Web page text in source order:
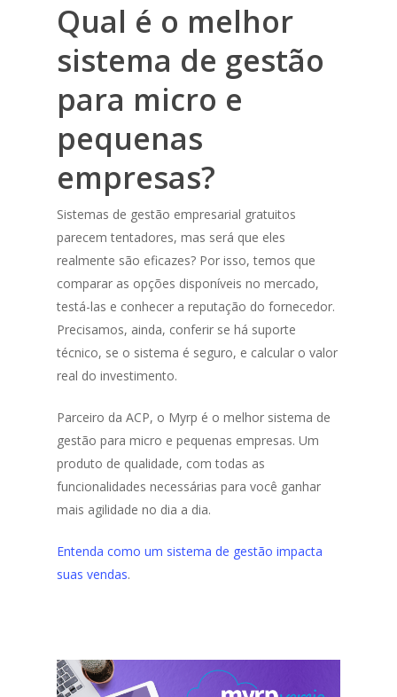
Qual é o melhor
sistema de gestão
para micro e
pequenas
empresas?
Sistemas de gestão empresarial gratuitos
parecem tentadores, mas será que eles
realmente são eficazes? Por isso, temos que
comparar as opções disponíveis no mercado,
testá-las e conhecer a reputação do fornecedor.
Precisamos, ainda, conferir se há suporte
técnico, se o sistema é seguro, e calcular o valor
real do investimento.
Parceiro da ACP, o Myrp é o melhor sistema de
gestão para micro e pequenas empresas. Um
produto de qualidade, com todas as
funcionalidades necessárias para você ganhar
mais agilidade no dia a dia.
Entenda como um sistema de gestão impacta
suas vendas.